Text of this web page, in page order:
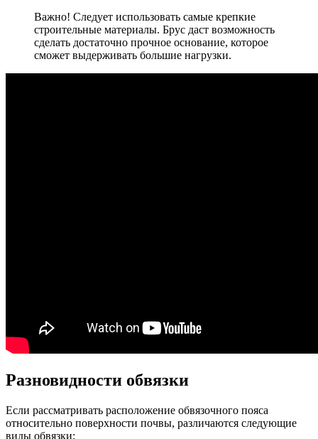
Важно! Следует использовать самые крепкие
строительные материалы. Брус даст возможность
сделать достаточно прочное основание, которое
сможет выдерживать большие нагрузки.
Разновидности обвязки
Если рассматривать расположение обвязочного пояса
относительно поверхности почвы, различаются следующие
виды обвязки: